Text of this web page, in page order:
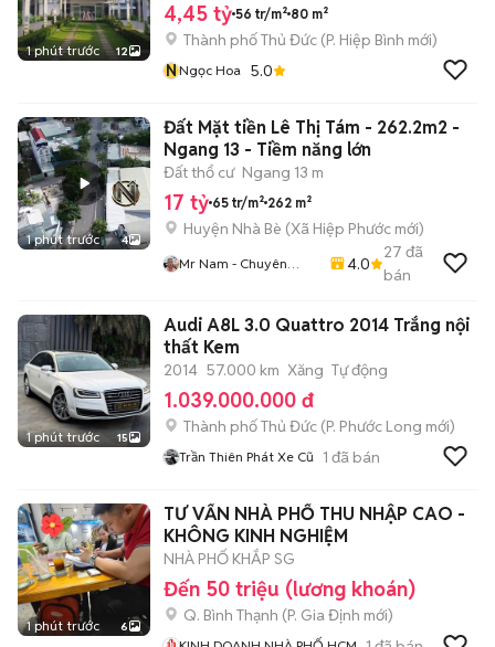
1 phút trước 12
4,45 tỷ 56 tr/m² 80 m²
Thành phố Thủ Đức (P. Hiệp Bình mới)
NNgọc Hoa 5.0
1 phút trước 4
Đất Mặt tiền Lê Thị Tám - 262.2m2 -
Ngang 13 - Tiềm năng lớn
Đất thổ cư Ngang 13 m
17 tỷ 65 tr/m² 262 m²
Huyện Nhà Bè (Xã Hiệp Phước mới)
Mr Nam - Chuyên
4.0
27 đã
bán
1 phút trước 15
Audi A8L 3.0 Quattro 2014 Trắng nội
thất Kem
2014 57.000 km Xăng Tự động
1.039.000.000 đ
Thành phố Thủ Đức (P. Phước Long mới)
Trần Thiên Phát Xe Cũ 1 đã bán
1 phút trước 6
TƯ VẤN NHÀ PHỐ THU NHẬP CAO -
KHÔNG KINH NGHIỆM
NHÀ PHỐ KHẮP SG
Đến 50 triệu (lương khoán)
Q. Bình Thạnh (P. Gia Định mới)